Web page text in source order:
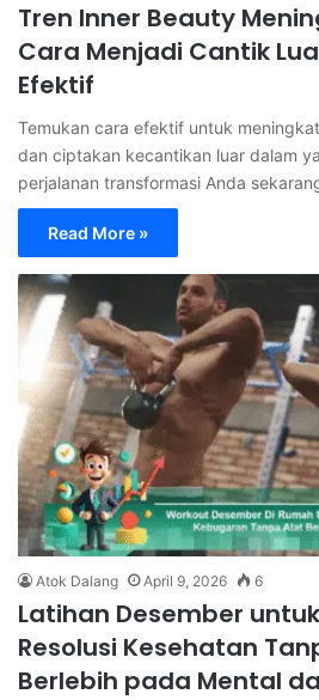
Tren Inner Beauty
Cara Menjadi Cantik
Efektif
Temukan cara efektif untuk
dan ciptakan kecantikan luar dalam
perjalanan transformasi Anda
Read More »
Atok Dalang April 9, 2026 6
Latihan Desember
Resolusi Kesehatan
Berlebih pada Mental